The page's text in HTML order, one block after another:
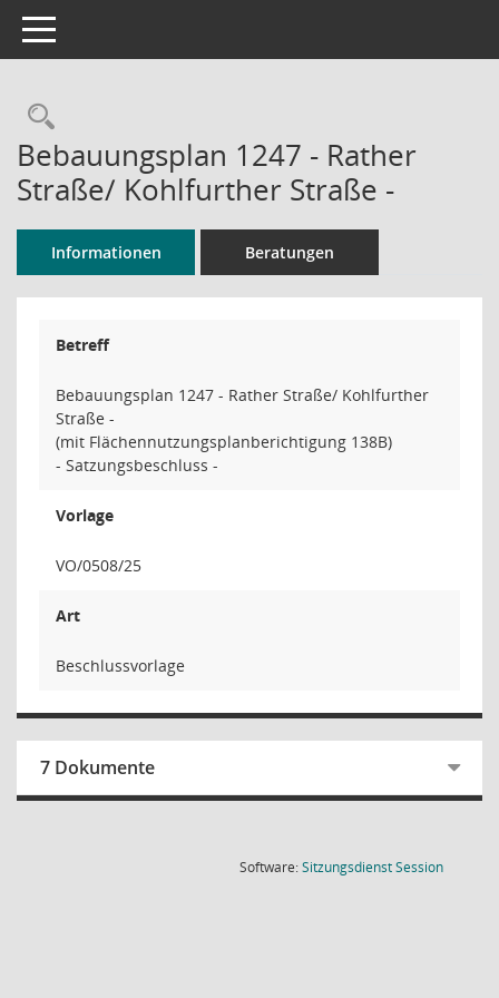
Toggle navigation
Rechercheauswahl
Bebauungsplan 1247 - Rather
Straße/ Kohlfurther Straße -
Informationen Beratungen
Betreff
Bebauungsplan 1247 - Rather Straße/ Kohlfurther
Straße -
(mit Flächennutzungsplanberichtigung 138B)
- Satzungsbeschluss -
Vorlage
VO/0508/25
Art
Beschlussvorlage
7 Dokumente
Software:SitzungsdienstSession(Wird in